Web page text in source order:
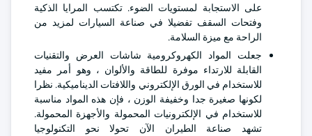
على الاستجابة لمستويات الضوء. تكتسب المرايا الذكية
وفتحات السقف تفضيلا في صناعة السيارات لمزيد من
الراحة مع ميزة السلامة.
جعلت المواد الكهروكرومية شاشات العرض والتقنيات
القابلة للارتداء موفرة للطاقة والألوان ، وهو أمر مفيد
للاستخدام في الورق الإلكتروني واللافتات الديناميكية. نظرا
لكونها صغيرة جدا وخفيفة الوزن ، فإن هذه المواد مناسبة
للاستخدام في الإلكترونيات المحمولة والأجهزة المحمولة.
تشهد صناعة الطيران الآن تحولا نحو التكنولوجيا